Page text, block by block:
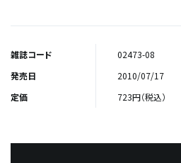
雑誌コード
02473-08
発売日
2010/07/17
定価
723円（税込）